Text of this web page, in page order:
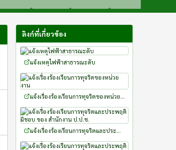
ลิงก์ที่เกี่ยวข้อง
แจ้งเหตุไฟฟ้าสาธารณะดับ
แจ้งเรื่องร้องเรียนการทุจริตของหน่วยงาน
แจ้งเรื่องร้องเรียนการทุจริตและประพฤติมิชอบ ของ สำนักงาน ป.ป.ช.